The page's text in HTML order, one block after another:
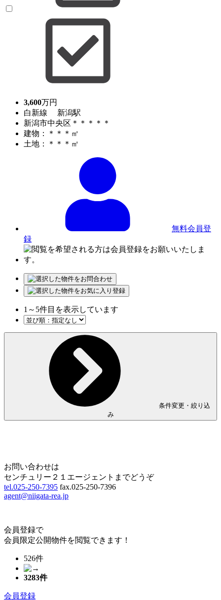
3,600万円
白新線 新潟駅
新潟市中央区＊＊＊＊＊
建物：＊＊＊㎡
土地：＊＊＊㎡
無料会員登
録
1 ～ 5件目を表示しています
条件変更・絞り込
み
お問い合わせは
センチュリー２１エージェントまでどうぞ
tel.025-250-7395 fax.025-250-7396
agent@niigata-rea.jp
会員登録で
会員限定公開物件を閲覧できます！
526件
3283件
会員登録